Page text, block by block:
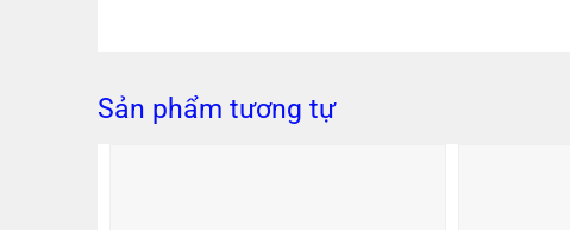
Sản phẩm tương tự